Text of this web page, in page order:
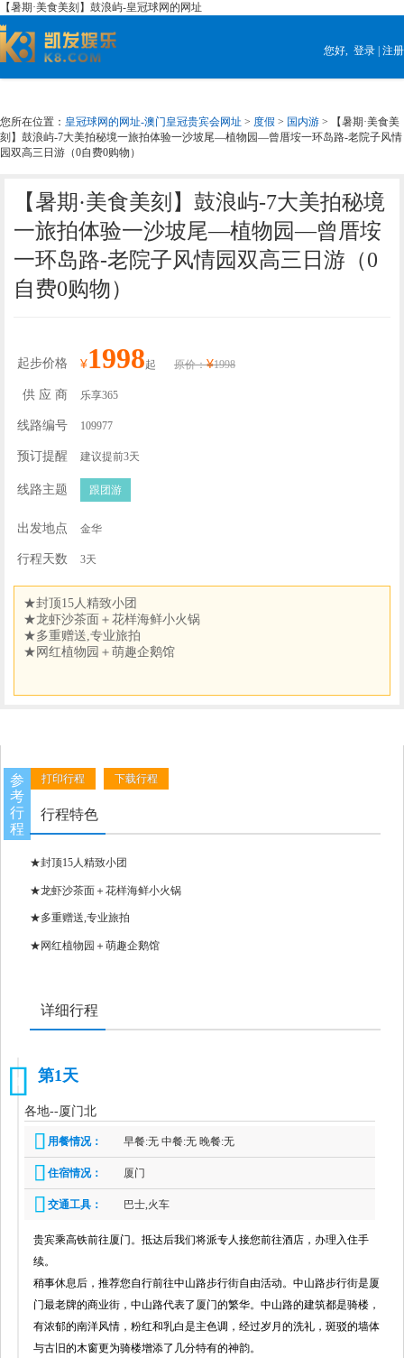
【暑期·美食美刻】鼓浪屿-皇冠球网的网址
您好, 登录 注册
您所在位置： 皇冠球网的网址-澳门皇冠贵宾会网址 > 度假 > 国内游 > 【暑期·美食美
刻】鼓浪屿-7大美拍秘境一旅拍体验一沙坡尾—植物园—曾厝垵一环岛路-老院子风情
园双高三日游（0自费0购物）
【暑期·美食美刻】鼓浪屿-7大美拍秘境
一旅拍体验一沙坡尾—植物园—曾厝垵
一环岛路-老院子风情园双高三日游（0
自费0购物）
起步价格 ¥1998起 原价：¥1998
供 应 商 乐享365
线路编号 109977
预订提醒 建议提前3天
线路主题 跟团游
出发地点 金华
行程天数 3天
★封顶15人精致小团
★龙虾沙茶面＋花样海鲜小火锅
★多重赠送,专业旅拍
★网红植物园＋萌趣企鹅馆
参
考
行
程
打印行程 下载行程
行程特色
★封顶15人精致小团
★龙虾沙茶面＋花样海鲜小火锅
★多重赠送,专业旅拍
★网红植物园＋萌趣企鹅馆
详细行程
第1天
各地--厦门北
用餐情况： 早餐:无 中餐:无 晚餐:无
住宿情况： 厦门
交通工具： 巴士,火车
贵宾乘高铁前往厦门。抵达后我们将派专人接您前往酒店，办理入住手
续。
稍事休息后，推荐您自行前往中山路步行街自由活动。中山路步行街是厦
门最老牌的商业街，中山路代表了厦门的繁华。中山路的建筑都是骑楼，
有浓郁的南洋风情，粉红和乳白是主色调，经过岁月的洗礼，斑驳的墙体
与古旧的木窗更为骑楼增添了几分特有的神韵。